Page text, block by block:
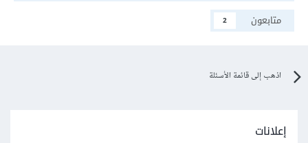
متابعون
2
اذهب إلى قائمة الأسئلة
إعلانات